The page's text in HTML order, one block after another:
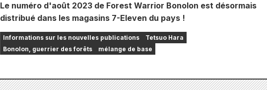
Le numéro d'août 2023 de Forest Warrior Bonolon est désormais
distribué dans les magasins 7-Eleven du pays !
Informations sur les nouvelles publications
Tetsuo Hara
Bonolon, guerrier des forêts
mélange de base